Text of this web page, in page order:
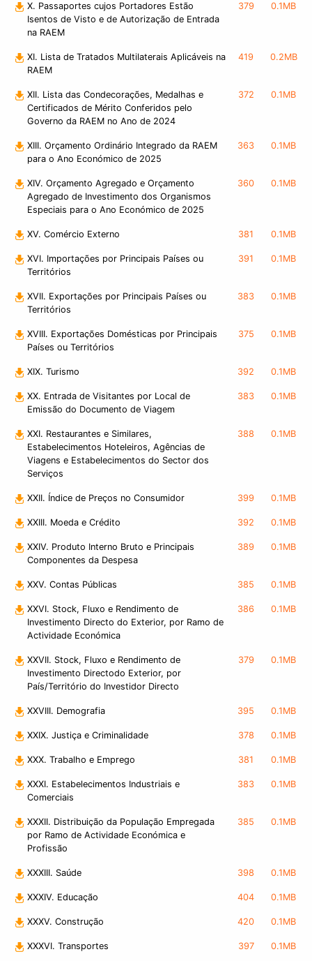
X. Passaportes cujos Portadores Estão
Isentos de Visto e de Autorização de Entrada
na RAEM
379 0.1MB
XI. Lista de Tratados Multilaterais Aplicáveis na
RAEM
419 0.2MB
XII. Lista das Condecorações, Medalhas e
Certificados de Mérito Conferidos pelo
Governo da RAEM no Ano de 2024
372 0.1MB
XIII. Orçamento Ordinário Integrado da RAEM
para o Ano Económico de 2025
363 0.1MB
XIV. Orçamento Agregado e Orçamento
Agregado de Investimento dos Organismos
Especiais para o Ano Económico de 2025
360 0.1MB
XV. Comércio Externo 381 0.1MB
XVI. Importações por Principais Países ou
Territórios
391 0.1MB
XVII. Exportações por Principais Países ou
Territórios
383 0.1MB
XVIII. Exportações Domésticas por Principais
Países ou Territórios
375 0.1MB
XIX. Turismo 392 0.1MB
XX. Entrada de Visitantes por Local de
Emissão do Documento de Viagem
383 0.1MB
XXI. Restaurantes e Similares,
Estabelecimentos Hoteleiros, Agências de
Viagens e Estabelecimentos do Sector dos
Serviços
388 0.1MB
XXII. Índice de Preços no Consumidor 399 0.1MB
XXIII. Moeda e Crédito 392 0.1MB
XXIV. Produto Interno Bruto e Principais
Componentes da Despesa
389 0.1MB
XXV. Contas Públicas 385 0.1MB
XXVI. Stock, Fluxo e Rendimento de
Investimento Directo do Exterior, por Ramo de
Actividade Económica
386 0.1MB
XXVII. Stock, Fluxo e Rendimento de
Investimento Directodo Exterior, por
País/Território do Investidor Directo
379 0.1MB
XXVIII. Demografia 395 0.1MB
XXIX. Justiça e Criminalidade 378 0.1MB
XXX. Trabalho e Emprego 381 0.1MB
XXXI. Estabelecimentos Industriais e
Comerciais
383 0.1MB
XXXII. Distribuição da População Empregada
por Ramo de Actividade Económica e
Profissão
385 0.1MB
XXXIII. Saúde 398 0.1MB
XXXIV. Educação 404 0.1MB
XXXV. Construção 420 0.1MB
XXXVI. Transportes 397 0.1MB